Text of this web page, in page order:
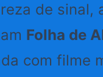
de sinal,
Folha de
com filme